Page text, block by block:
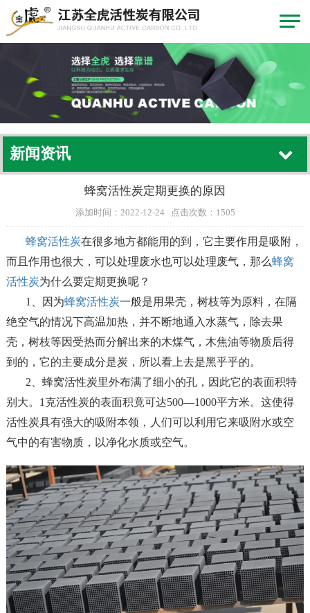
新闻资讯
蜂窝活性炭定期更换的原因
添加时间：2022-12-24 点击次数：1505
蜂窝活性炭在很多地方都能用的到，它主要作用是吸附，
而且作用也很大，可以处理废水也可以处理废气，那么蜂窝
活性炭为什么要定期更换呢？
1、因为蜂窝活性炭一般是用果壳，树枝等为原料，在隔
绝空气的情况下高温加热，并不断地通入水蒸气，除去果
壳，树枝等因受热而分解出来的木煤气，木焦油等物质后得
到的，它的主要成分是炭，所以看上去是黑乎乎的。
2、蜂窝活性炭里外布满了细小的孔，因此它的表面积特
别大。1克活性炭的表面积竟可达500—1000平方米。这使得
活性炭具有强大的吸附本领，人们可以利用它来吸附水或空
气中的有害物质，以净化水质或空气。